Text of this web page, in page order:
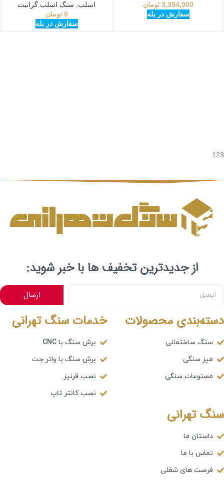
3,354,000 تومان
سفارش در بله
اسلب
سنگ اسلب گرانیت
0 تومان
سفارش در بله
123
از جدیدترین تخفیف ها با خبر شوید:
ارسال
دسته‌بندی محصولات
سنگ ساختمانی
میز سنگی
مصنوعات سنگی
خدمات سنگ تهرانی
برش سنگ با CNC
برش سنگ با واتر جت
نصب قرنیز
نصب کانتر تاپ
سنگ تهرانی
داستان ما
تماس با ما
فرصت های شغلی